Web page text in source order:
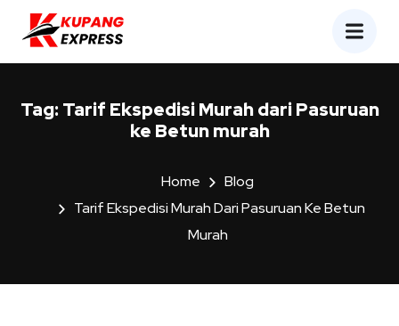
Tag: Tarif Ekspedisi Murah dari Pasuruan
ke Betun murah
Home
Blog
Tarif Ekspedisi Murah Dari Pasuruan Ke Betun
Murah